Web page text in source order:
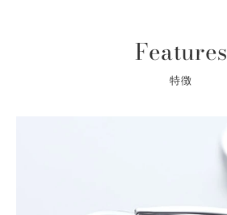
Features
特徴